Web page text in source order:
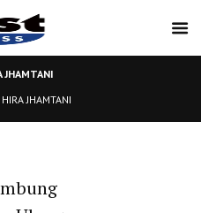
JHAMTANI
JHAMTANI